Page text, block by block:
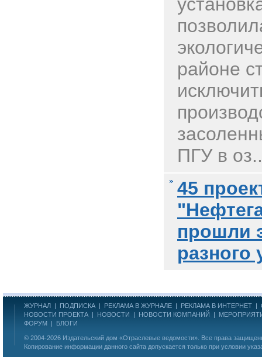
районе
ПГУ в
45
прошли
разного
ЖУРНАЛ | ПОДПИСКА | РЕКЛАМА В ЖУРНАЛЕ | РЕКЛАМА В ИНТЕРНЕТ |
НОВОСТИ ПРОЕКТА | НОВОСТИ | НОВОСТИ КОМПАНИЙ |
ФОРУМ | БЛОГИ
© 2004-2026 Издательский дом «Отраслевые ведомости» . Все права
Копирование информации данного сайта допускается только при условии